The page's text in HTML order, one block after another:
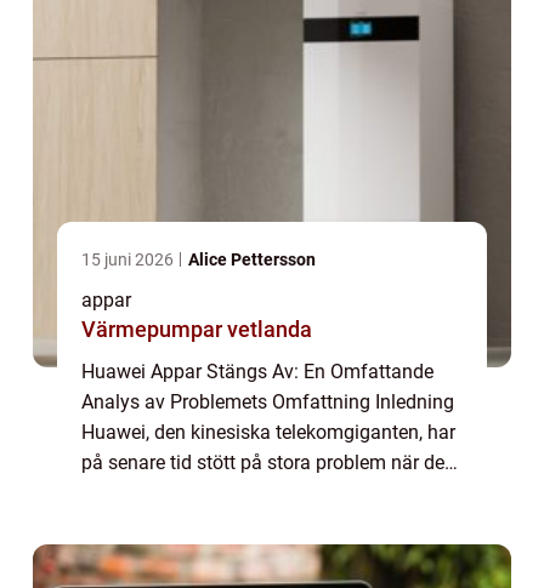
15 juni 2026 Alice Pettersson
appar
Värmepumpar vetlanda
Huawei Appar Stängs Av: En Omfattande
Analys av Problemets Omfattning Inledning
Huawei, den kinesiska telekomgiganten, har
på senare tid stött på stora problem när det